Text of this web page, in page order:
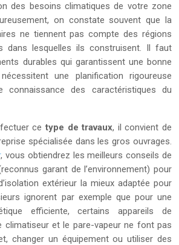
des besoins climatiques de votre zone
on constate souvent que la
ne tiennent pas compte des régions
dans lesquelles ils construisent. Il faut
durables qui garantissent une bonne
une planification rigoureuse
connaissance des caractéristiques du
ce type de travaux, il convient de
spécialisée dans les gros ouvrages.
, vous obtiendrez les meilleurs conseils de
garant de l’environnement) pour
extérieur la mieux adaptée pour
ignorent par exemple que pour une
efficiente, certains appareils de
climatiseur et le pare-vapeur ne font pas
changer un équipement ou utiliser des